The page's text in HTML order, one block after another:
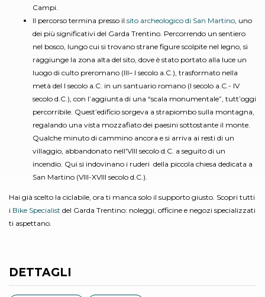
Campi.
Il percorso termina presso il sito archeologico di San Martino, uno
dei più significativi del Garda Trentino. Percorrendo un sentiero
nel bosco, lungo cui si trovano strane figure scolpite nel legno, si
raggiunge la zona alta del sito, dove è stato portato alla luce un
luogo di culto preromano (III– I secolo a.C.), trasformato nella
metà del I secolo a.C. in un santuario romano (I secolo a.C.- IV
secolo d.C.), con l’aggiunta di una “scala monumentale”, tutt’oggi
percorribile. Quest’edificio sorgeva a strapiombo sulla montagna,
regalando una vista mozzafiato dei paesini sottostante il monte.
Qualche minuto di cammino ancora e si arriva ai resti di un
villaggio, abbandonato nell'VIII secolo d.C. a seguito di un
incendio. Qui si indovinano i ruderi della piccola chiesa dedicata a
San Martino (VIII-XVIII secolo d.C.).
Hai già scelto la ciclabile, ora ti manca solo il supporto giusto. Scopri tutti
i Bike Specialist del Garda Trentino: noleggi, officine e negozi specializzati
ti aspettano.
DETTAGLI